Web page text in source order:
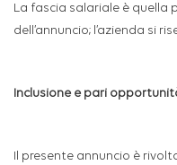
La fascia salariale è quella
dell’annuncio; l’azienda si
Inclusione e pari
Il presente annuncio è